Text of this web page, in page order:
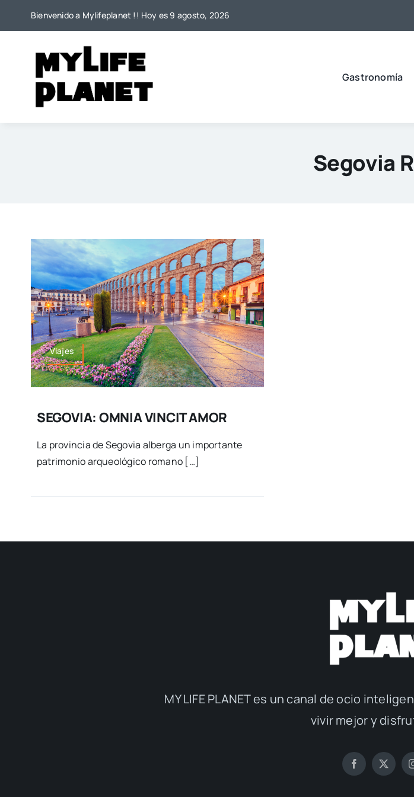
Bienvenido a Mylifeplanet !! Hoy es 9 agosto, 2026
Gastronomía
Segovia
Viajes
SEGOVIA: OMNIA VINCIT AMOR
La provincia de Segovia alberga un importante
patrimonio arqueológico romano […]
MY LIFE PLANET es un canal de ocio
vivir mejor y